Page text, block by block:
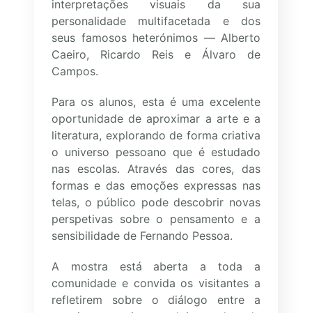
interpretações visuais da sua
personalidade multifacetada e dos
seus famosos heterónimos — Alberto
Caeiro, Ricardo Reis e Álvaro de
Campos.
Para os alunos, esta é uma excelente
oportunidade de aproximar a arte e a
literatura, explorando de forma criativa
o universo pessoano que é estudado
nas escolas. Através das cores, das
formas e das emoções expressas nas
telas, o público pode descobrir novas
perspetivas sobre o pensamento e a
sensibilidade de Fernando Pessoa.
A mostra está aberta a toda a
comunidade e convida os visitantes a
refletirem sobre o diálogo entre a